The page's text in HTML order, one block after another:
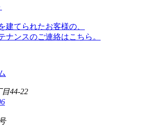
建てられたお客様の、
ナンスのご連絡はこちら。
44-22